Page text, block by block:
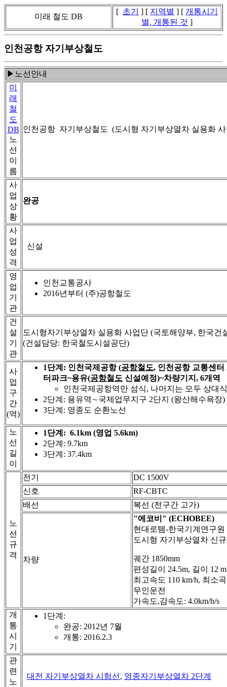
미래 철도 DB
[ 초기 ] [ 지역별 ] [ 개통시기
별, 개통된 것 ]
인천공항 자기부상철도
▶노선안내
미
래
철
도
DB
노
선
이
름
인천공항 자기부상철도 (도시형 자기부상열차 실용화
사
업
상
황
완공
사
업
성
격
신설
영
업
기
관
인천교통공사
2016년부터 (주)공항철도
건
설
기
관
도시형자기부상열차 실용화 사업단 (국토해양부, 한국건
(건설담당: 한국철도시설공단)
사
업
구
간
(역)
1단계: 인천국제공항 (공항철도, 인천공항 교통센터
터파크~용유(공항철도 신설예정)~차량기지, 6개역
인천국제공항역만 섬식, 나머지는 모두 상대식
2단계: 용유역∼국제업무지구 2단지 (왕산해수욕장)
3단계: 영종도 순환노선
노
선
길
이
1단계: 6.1km (영업 5.6km)
2단계: 9.7km
3단계: 37.4km
노
선
규
격
전기
DC 1500V
신호
RF-CBTC
배선
복선 (전구간 고가)
차량
"에코비" (ECHOBEE)
현대로템-한국기계연구원
도시형 자기부상열차 신
궤간 1850mm
편성길이 24.5m, 길이 12
최고속도 110 km/h, 최소
무인운전
가속도,감속도: 4.0km/h/s
개
통
시
기
1단계:
완공: 2012년 7월
개통: 2016.2.3
관
련
노
대전 자기부상열차 시험선 , 영종자기부상열차 2단계